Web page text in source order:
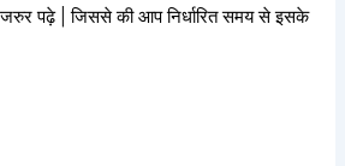
जरुर पढ़े | जिससे की आप निर्धारित समय से इसके